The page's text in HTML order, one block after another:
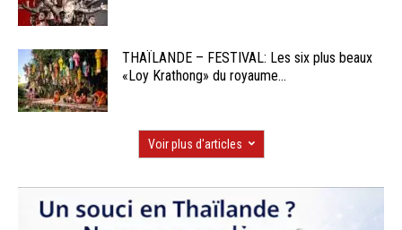
THAÏLANDE – FESTIVAL: Les six plus beaux
«Loy Krathong» du royaume...
Voir plus d'articles